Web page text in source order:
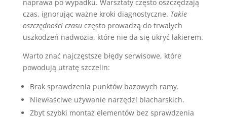
naprawa po wypadku. Warsztaty często oszczędzają
czas, ignorując ważne kroki diagnostyczne. Takie
oszczędności czasuczęsto prowadzą do trwałych
uszkodzeń nadwozia, które nie da się ukryć lakierem.
Warto znać najczęstsze błędy serwisowe, które
powodują utratę szczelin:
Brak sprawdzenia punktów bazowych ramy.
Niewłaściwe używanie narzędzi blacharskich.
Zbyt szybki montaż elementów bez sprawdzenia